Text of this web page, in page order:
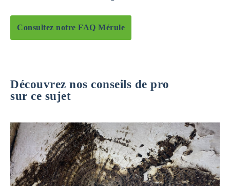
Consultez notre FAQ Mérule
Découvrez nos conseils de pro
sur ce sujet